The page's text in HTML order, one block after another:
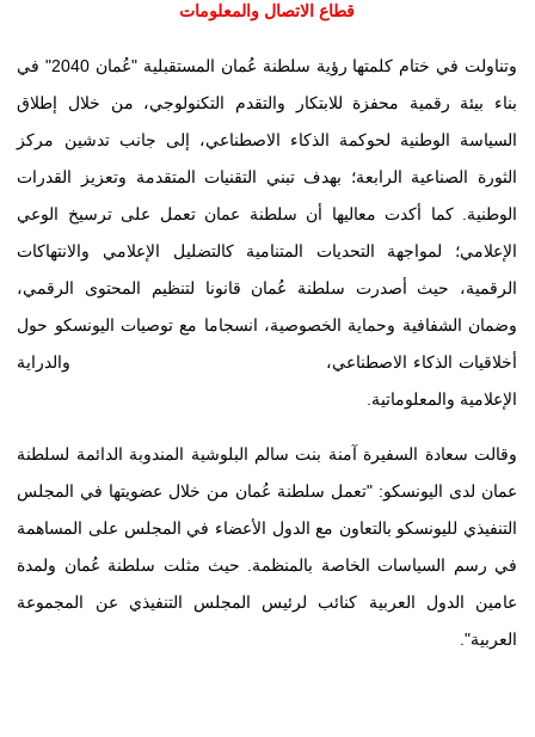
قطاع الاتصال والمعلومات
وتناولت في ختام كلمتها رؤية سلطنة عُمان المستقبلية "عُمان 2040" في
بناء بيئة رقمية محفزة للابتكار والتقدم التكنولوجي، من خلال إطلاق
السياسة الوطنية لحوكمة الذكاء الاصطناعي، إلى جانب تدشين مركز
الثورة الصناعية الرابعة؛ بهدف تبني التقنيات المتقدمة وتعزيز القدرات
الوطنية. كما أكدت معاليها أن سلطنة عمان تعمل على ترسيخ الوعي
الإعلامي؛ لمواجهة التحديات المتنامية كالتضليل الإعلامي والانتهاكات
الرقمية، حيث أصدرت سلطنة عُمان قانونا لتنظيم المحتوى الرقمي،
وضمان الشفافية وحماية الخصوصية، انسجاما مع توصيات اليونسكو حول
أخلاقيات الذكاء الاصطناعي، والدراية
الإعلامية والمعلوماتية.
وقالت سعادة السفيرة آمنة بنت سالم البلوشية المندوبة الدائمة لسلطنة
عمان لدى اليونسكو: "تعمل سلطنة عُمان من خلال عضويتها في المجلس
التنفيذي لليونسكو بالتعاون مع الدول الأعضاء في المجلس على المساهمة
في رسم السياسات الخاصة بالمنظمة. حيث مثلت سلطنة عُمان ولمدة
عامين الدول العربية كنائب لرئيس المجلس التنفيذي عن المجموعة
العربية".